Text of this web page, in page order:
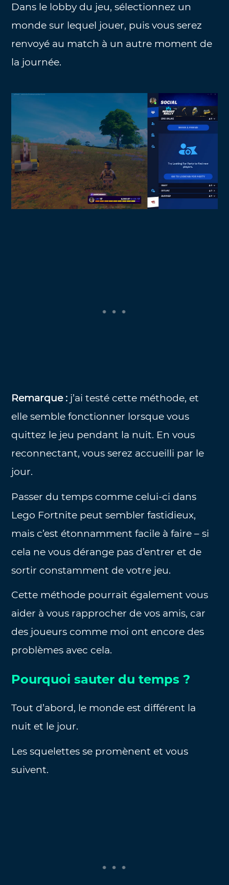
Dans le lobby du jeu, sélectionnez un
monde sur lequel jouer, puis vous serez
renvoyé au match à un autre moment de
la journée.
Remarque : j’ai testé cette méthode, et
elle semble fonctionner lorsque vous
quittez le jeu pendant la nuit. En vous
reconnectant, vous serez accueilli par le
jour.
Passer du temps comme celui-ci dans
Lego Fortnite peut sembler fastidieux,
mais c’est étonnamment facile à faire – si
cela ne vous dérange pas d’entrer et de
sortir constamment de votre jeu.
Cette méthode pourrait également vous
aider à vous rapprocher de vos amis, car
des joueurs comme moi ont encore des
problèmes avec cela.
Pourquoi sauter du temps ?
Tout d’abord, le monde est différent la
nuit et le jour.
Les squelettes se promènent et vous
suivent.